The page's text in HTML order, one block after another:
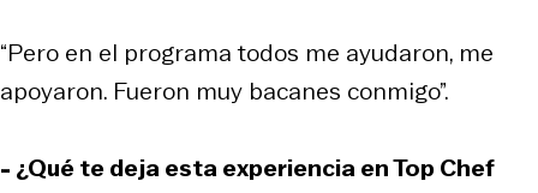
“Pero en el programa todos me ayudaron, me
apoyaron. Fueron muy bacanes conmigo”.
- ¿Qué te deja esta experiencia en Top Chef